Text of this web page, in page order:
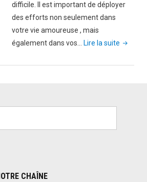
difficile. Il est important de déployer
des efforts non seulement dans
votre vie amoureuse , mais
également dans vos…
Lire la suite "24
toxiques
CHAÎNE